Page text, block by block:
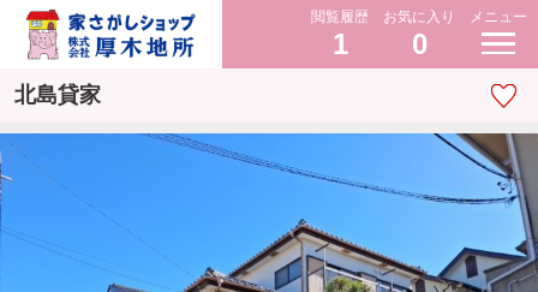
閲覧履歴
1
お気に入り
0
メニュー
北島貸家